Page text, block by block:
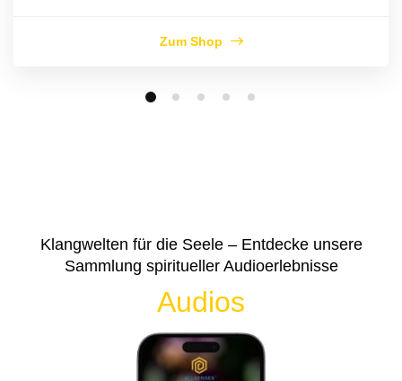
Zum Shop
Klangwelten für die Seele – Entdecke unsere
Sammlung spiritueller Audioerlebnisse
Audios